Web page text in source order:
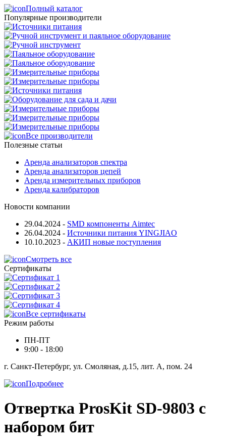
Полный каталог
Популярные производители
Все производители
Полезные статьи
Аренда анализаторов спектра
Аренда анализаторов цепей
Аренда измерительных приборов
Аренда калибраторов
Новости компании
29.04.2024 - SMD компоненты Aimtec
26.04.2024 - Источники питания YINGJIAO
10.10.2023 - АКИП новые поступления
Смотреть все
Сертификаты
Все сертификаты
Режим работы
ПН-ПТ
9:00 - 18:00
г. Санкт-Петербург, ул. Смоляная, д.15, лит. А, пом. 24
Подробнее
Отвертка ProsKit SD-9803 с
набором бит